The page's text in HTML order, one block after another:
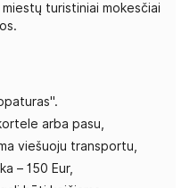
turistiniai mokesčiai
arba pasu,
viešuoju transportu,
– 150 Eur,